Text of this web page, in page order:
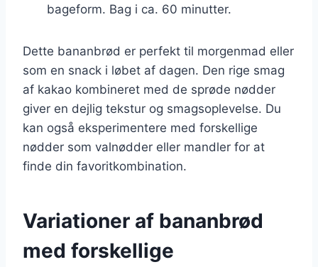
bageform. Bag i ca. 60 minutter.
Dette bananbrød er perfekt til morgenmad eller
som en snack i løbet af dagen. Den rige smag
af kakao kombineret med de sprøde nødder
giver en dejlig tekstur og smagsoplevelse. Du
kan også eksperimentere med forskellige
nødder som valnødder eller mandler for at
finde din favoritkombination.
Variationer af bananbrød
med forskellige